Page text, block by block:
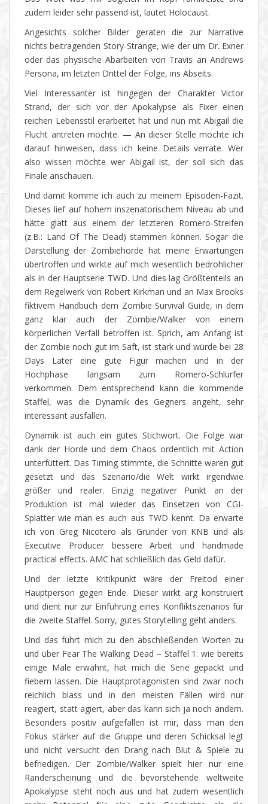
zudem leider sehr passend ist, lautet Holocaust.
Angesichts solcher Bilder geraten die zur Narrative
nichts beitragenden Story-Stränge, wie der um Dr. Exner
oder das physische Abarbeiten von Travis an Andrews
Persona, im letzten Drittel der Folge, ins Abseits.
Viel Interessanter ist hingegen der Charakter Victor
Strand, der sich vor der Apokalypse als Fixer einen
reichen Lebensstil erarbeitet hat und nun mit Abigail die
Flucht antreten möchte. — An dieser Stelle möchte ich
darauf hinweisen, dass ich keine Details verrate. Wer
also wissen möchte wer Abigail ist, der soll sich das
Finale anschauen.
Und damit komme ich auch zu meinem Episoden-Fazit.
Dieses lief auf hohem inszenatorischem Niveau ab und
hätte glatt aus einem der letzteren Romero-Streifen
(z.B.: Land Of The Dead) stammen können. Sogar die
Darstellung der Zombiehorde hat meine Erwartungen
übertroffen und wirkte auf mich wesentlich bedrohlicher
als in der Hauptserie TWD. Und dies lag Größtenteils an
dem Regelwerk von Robert Kirkman und an Max Brooks
fiktivem Handbuch dem Zombie Survival Guide, in dem
ganz klar auch der Zombie/Walker von einem
körperlichen Verfall betroffen ist. Sprich, am Anfang ist
der Zombie noch gut im Saft, ist stark und würde bei 28
Days Later eine gute Figur machen und in der
Hochphase langsam zum Romero-Schlurfer
verkommen. Dem entsprechend kann die kommende
Staffel, was die Dynamik des Gegners angeht, sehr
interessant ausfallen.
Dynamik ist auch ein gutes Stichwort. Die Folge war
dank der Horde und dem Chaos ordentlich mit Action
unterfüttert. Das Timing stimmte, die Schnitte waren gut
gesetzt und das Szenario/die Welt wirkt irgendwie
größer und realer. Einzig negativer Punkt an der
Produktion ist mal wieder das Einsetzen von CGI-
Splatter wie man es auch aus TWD kennt. Da erwarte
ich von Greg Nicotero als Gründer von KNB und als
Executive Producer bessere Arbeit und handmade
practical effects. AMC hat schließlich das Geld dafür.
Und der letzte Kritikpunkt wäre der Freitod einer
Hauptperson gegen Ende. Dieser wirkt arg konstruiert
und dient nur zur Einführung eines Konfliktszenarios für
die zweite Staffel. Sorry, gutes Storytelling geht anders.
Und das führt mich zu den abschließenden Worten zu
und über Fear The Walking Dead – Staffel 1: wie bereits
einige Male erwähnt, hat mich die Serie gepackt und
fiebern lassen. Die Hauptprotagonisten sind zwar noch
reichlich blass und in den meisten Fällen wird nur
reagiert, statt agiert, aber das kann sich ja noch ändern.
Besonders positiv aufgefallen ist mir, dass man den
Fokus stärker auf die Gruppe und deren Schicksal legt
und nicht versucht den Drang nach Blut & Spiele zu
befriedigen. Der Zombie/Walker spielt hier nur eine
Randerscheinung und die bevorstehende weltweite
Apokalypse steht noch aus und hat zudem wesentlich